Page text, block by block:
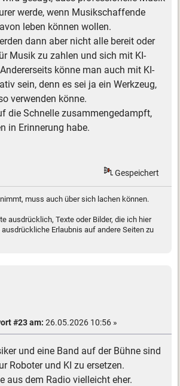
werde, wenn Musikschaffende
leben können wollen.
dann aber nicht alle bereit oder
Musik zu zahlen und sich mit KI-
könne man auch mit KI-
sein, denn es sei ja ein Werkzeug,
verwenden könne.
die Schnelle zusammengedampft,
in Erinnerung habe.
Gespeichert
muss auch über sich lachen können.
ausdrücklich, Texte oder Bilder, die ich hier
Erlaubnis auf andere Seiten zu
#23 am: 26.05.2026 10:56 »
und eine Band auf der Bühne sind
Roboter und KI zu ersetzen.
aus dem Radio vielleicht eher.